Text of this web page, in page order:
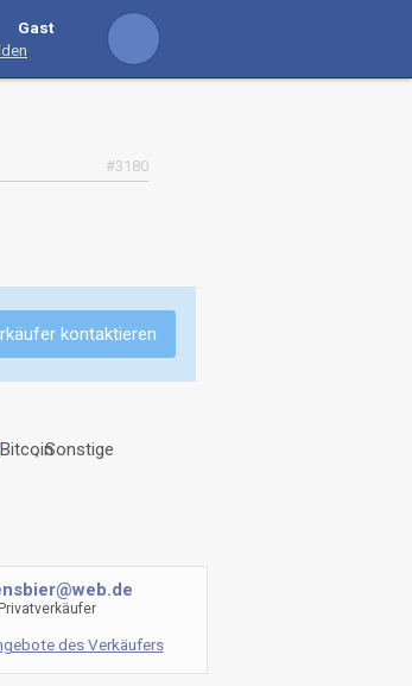
Gast
#3180
kontaktieren
Sonstige
Privatverkäufer
des Verkäufers